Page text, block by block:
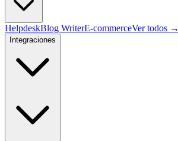
HelpdeskBlog WriterE-commerceVer todos →
Integraciones